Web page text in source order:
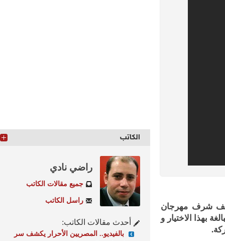
شرف مهرجان
الاختيار و
الكاتب
راضي نادي
جميع مقالات الكاتب
راسل الكاتب
أحدث مقالات الكاتب:
بالفيديو.. المصريين الأحرار يكشف سر